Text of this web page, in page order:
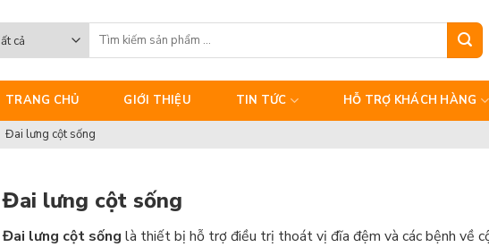
for:
TRANG CHỦ GIỚI THIỆU TIN TỨC HỖ TRỢ KHÁCH HÀNG
Đai lưng cột sống
Đai lưng cột sống
Đai lưng cột sống là thiết bị hỗ trợ điều trị thoát vị đĩa đệm và các bệnh về